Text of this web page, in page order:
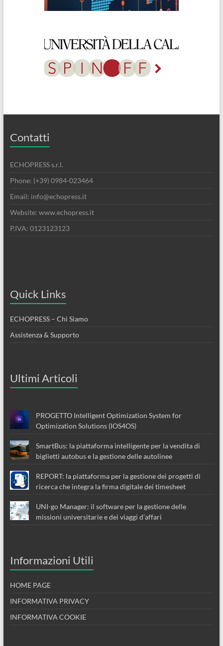
Contatti
ECHOPRESS s.r.l.
Phone: (+39) 0984-023464
Email: info@echopress.it
Website: www.echopress.it
P.IVA: 0123123123
Quick Links
ECHOPRESS – Chi Siamo
Assistenza & Supporto
Ultimi Articoli
PROGETTO Intelligent Optimization System for
Optimization Solutions (IOS4OS)
SmartBus: la piattaforma intelligente per la vendita di
biglietti autobus e la gestione delle autolinee
REPORT: la piattaforma per la gestione dei progetti di
ricerca che integra la firma digitale dei timesheet
UNI-go Manager: il software per la gestione delle
missioni universitarie e dei viaggi d’affari
Informazioni Utili
HOME PAGE
INFORMATIVA PRIVACY
INFORMATIVA COOKIE